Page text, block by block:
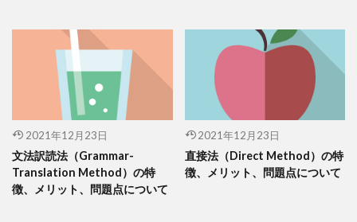
2021年12月23日
文法訳読法（Grammar-
Translation Method）の特
徴、メリット、問題点について
2021年12月23日
直接法（Direct Method）の特
徴、メリット、問題点について